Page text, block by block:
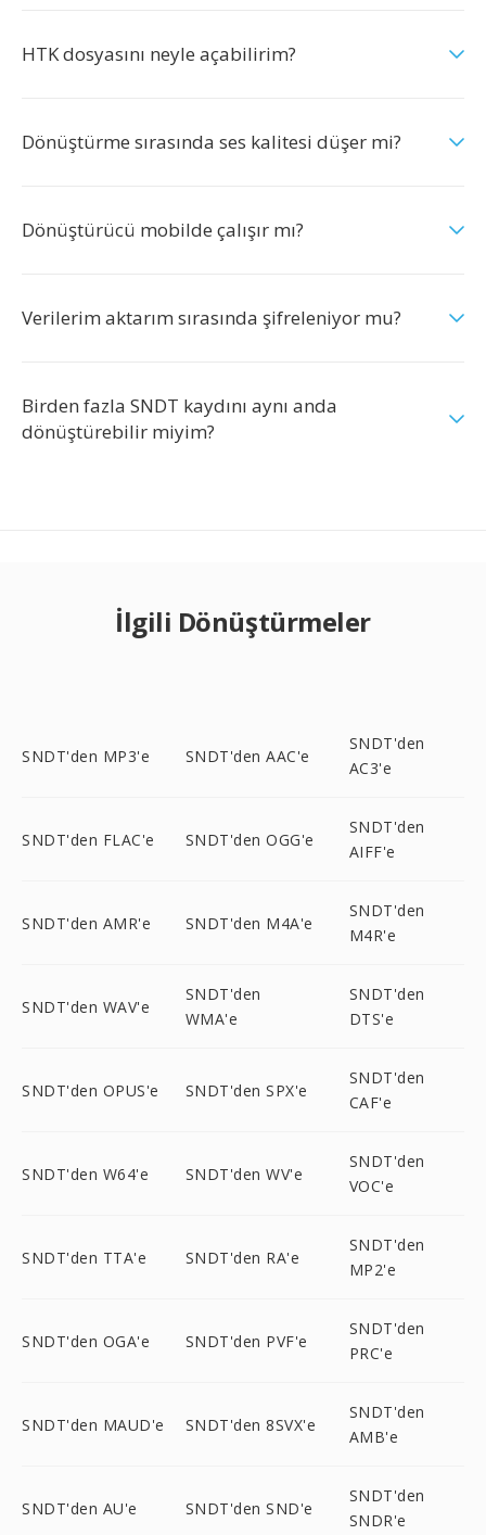
HTK dosyasını neyle açabilirim?
Dönüştürme sırasında ses kalitesi düşer mi?
Dönüştürücü mobilde çalışır mı?
Verilerim aktarım sırasında şifreleniyor mu?
Birden fazla SNDT kaydını aynı anda
dönüştürebilir miyim?
İlgili Dönüştürmeler
SNDT'den MP3'e SNDT'den AAC'e
SNDT'den
AC3'e
SNDT'den FLAC'e SNDT'den OGG'e
SNDT'den
AIFF'e
SNDT'den AMR'e SNDT'den M4A'e
SNDT'den
M4R'e
SNDT'den WAV'e
SNDT'den
WMA'e
SNDT'den
DTS'e
SNDT'den OPUS'e SNDT'den SPX'e
SNDT'den
CAF'e
SNDT'den W64'e SNDT'den WV'e
SNDT'den
VOC'e
SNDT'den TTA'e SNDT'den RA'e
SNDT'den
MP2'e
SNDT'den OGA'e SNDT'den PVF'e
SNDT'den
PRC'e
SNDT'den MAUD'e SNDT'den 8SVX'e
SNDT'den
AMB'e
SNDT'den AU'e SNDT'den SND'e
SNDT'den
SNDR'e